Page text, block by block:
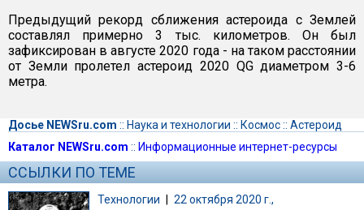
Предыдущий рекорд сближения астероида с Землей
составлял примерно 3 тыс. километров. Он был
зафиксирован в августе 2020 года - на таком расстоянии
от Земли пролетел астероид 2020 QG диаметром 3-6
метра.
Досье NEWSru.com :: Наука и технологии :: Космос:: Астероид
Каталог NEWSru.com :: Информационные интернет-ресурсы
ССЫЛКИ ПО ТЕМЕ
Технологии | 22 октября 2020 г.,